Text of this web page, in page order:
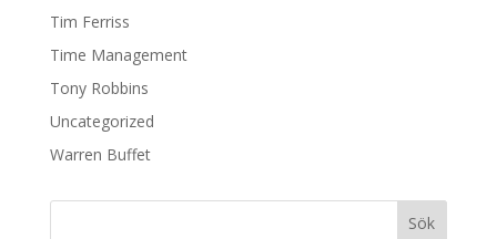
Tim Ferriss
Time Management
Tony Robbins
Uncategorized
Warren Buffet